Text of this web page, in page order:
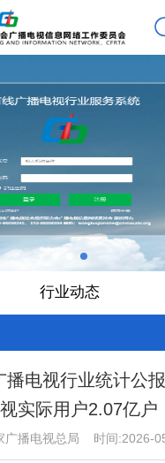
行业动态
播电视行业统计公
实际用户2.07亿户
广播电视总局 时间:2026-